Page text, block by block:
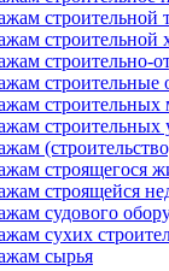
строительной
строительной
строительно-
строительные
строительных
строительных
строящегося
строящейся
судового
сухих
сырья